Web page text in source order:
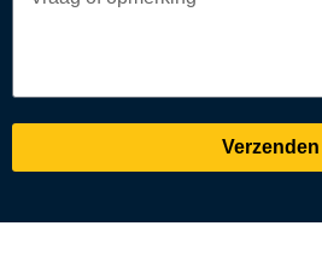
Verzenden